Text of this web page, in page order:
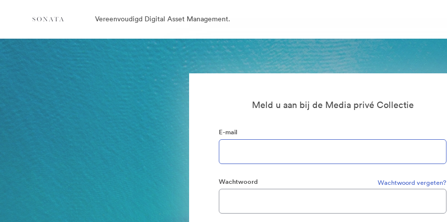
Vereenvoudigd Digital Asset Management.
Meld u aan bij de Media privé Collectie
E-mail
Wachtwoord Wachtwoord vergeten?